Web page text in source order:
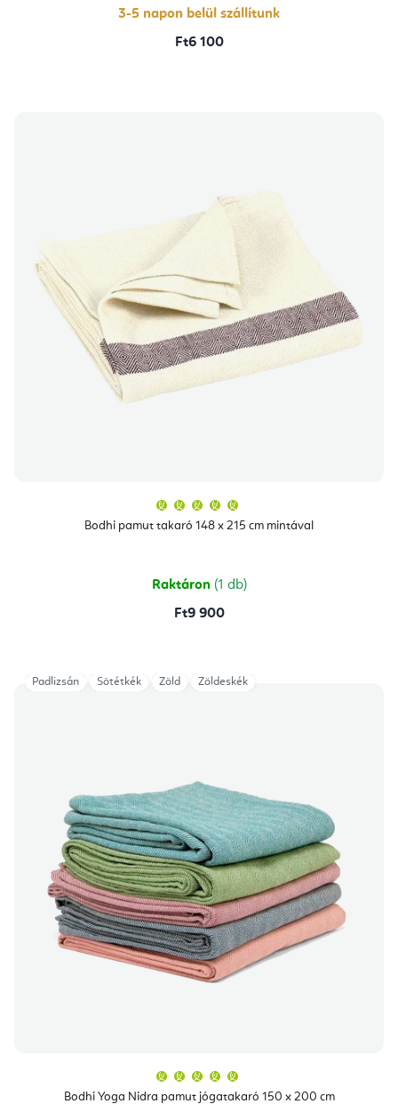
3-5 napon belül szállítunk
Ft6 100
Bodhi pamut takaró 148 x 215 cm mintával
átlagos
értékelése
csillag.
Raktáron (1 db)
Ft9 900
Bodhi Yoga Nidra pamut jógatakaró 150 x 200 cm
átlagos
Padlizsán Sötétkék Zöld Zöldeskék